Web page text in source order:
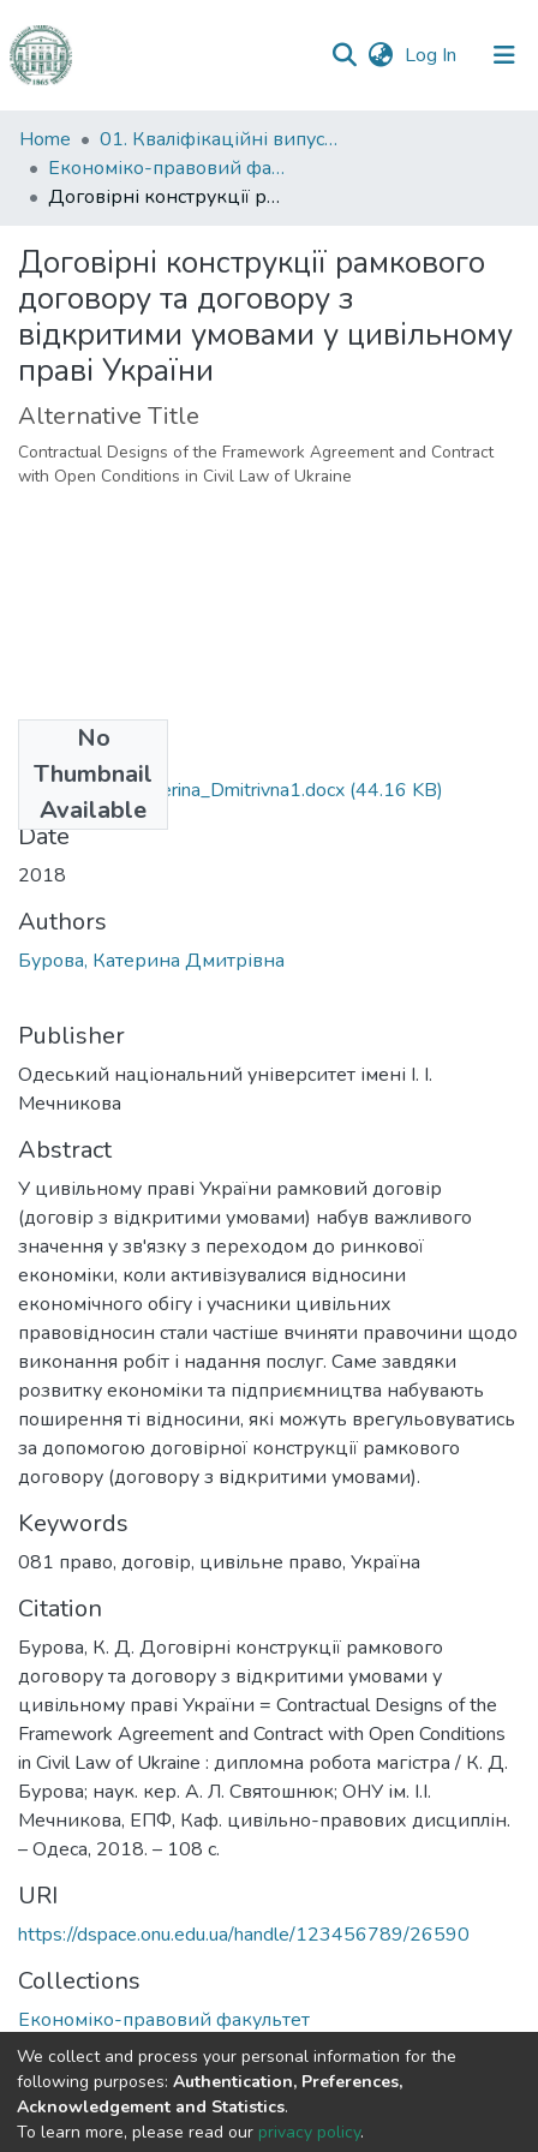
Log In (current)
Communities
&
Collections
Statistics
Home
01. Кваліфікаційні випускні роботи здобувачів вищої освіти
Економіко-правовий факультет
Договірні конструкції рамкового договору та договору з відкритими умовами у цивільному праві України
Договірні конструкції рамкового
договору та договору з
відкритими умовами у цивільному
праві України
Alternative Title
Contractual Designs of the Framework Agreement and Contract
with Open Conditions in Civil Law of Ukraine
No
Thumbnail
Available
081_Burova_Katerina_Dmitrivna1.docx (44.16 KB)
Date
2018
Authors
Бурова, Катерина Дмитрівна
Publisher
Одеський національний університет імені І. І.
Мечникова
Abstract
У цивільному праві України рамковий договір
(договір з відкритими умовами) набув важливого
значення у зв'язку з переходом до ринкової
економіки, коли активізувалися відносини
економічного обігу і учасники цивільних
правовідносин стали частіше вчиняти правочини щодо
виконання робіт і надання послуг. Саме завдяки
розвитку економіки та підприємництва набувають
поширення ті відносини, які можуть врегульовуватись
за допомогою договірної конструкції рамкового
договору (договору з відкритими умовами).
Keywords
081 право, договір, цивільне право, Україна
Citation
Бурова, К. Д. Договірні конструкції рамкового
договору та договору з відкритими умовами у
цивільному праві України = Contractual Designs of the
Framework Agreement and Contract with Open Conditions
in Civil Law of Ukraine : дипломна робота магістра / К. Д.
Бурова; наук. кер. А. Л. Святошнюк; ОНУ ім. І.І.
Мечникова, ЕПФ, Каф. цивільно-правових дисциплін.
– Одеса, 2018. – 108 с.
URI
https://dspace.onu.edu.ua/handle/123456789/26590
Collections
Економіко-правовий факультет
Full item page
We collect and process your personal information for the
following purposes: Authentication, Preferences,
Acknowledgement and Statistics.
To learn more, please read our privacy policy.